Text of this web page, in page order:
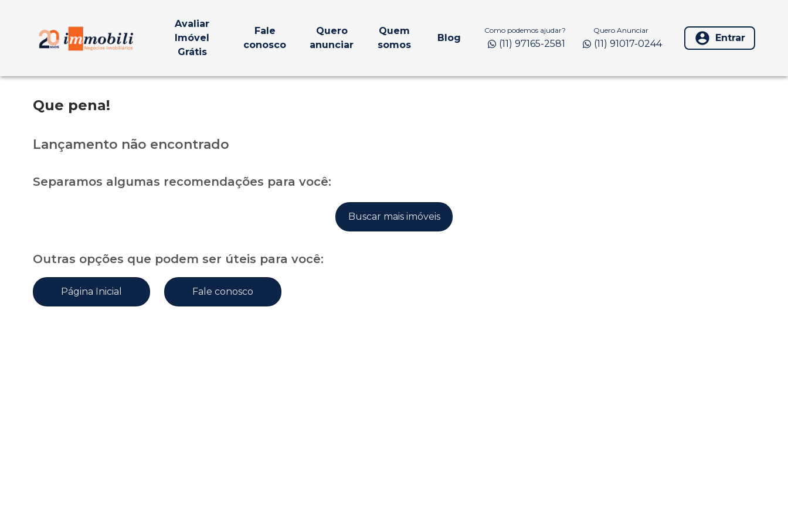
Avaliar
Imóvel
Grátis
Fale
conosco
Quero
anunciar
Quem
somos
Blog
Como podemos ajudar?
(11) 97165-2581
Quero Anunciar
(11) 91017-0244 Entrar
Que pena!
Lançamento não encontrado
Separamos algumas recomendações para você:
Buscar mais imóveis
Outras opções que podem ser úteis para você:
Página Inicial Fale conosco